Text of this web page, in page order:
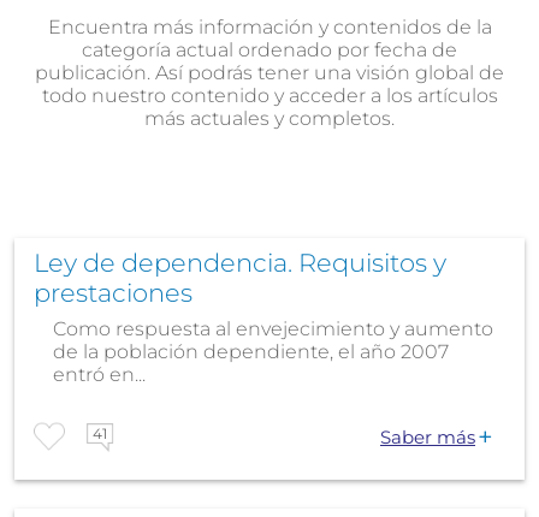
Encuentra más información y contenidos de la
categoría actual ordenado por fecha de
publicación. Así podrás tener una visión global de
todo nuestro contenido y acceder a los artículos
más actuales y completos.
Ley de dependencia. Requisitos y
prestaciones
Como respuesta al envejecimiento y aumento
de la población dependiente, el año 2007
entró en...
41 Saber más